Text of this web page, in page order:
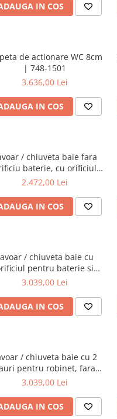
IN COS
de actionare WC 8cm
| 748-1501
3.636,00 Lei
IN COS
/ chiuveta baie fara
baterie, cu orificiul
40cm | 7317B403-
2.472,00 Lei
IN COS
/ chiuveta baie cu
pentru baterie si
60cm | 7316B403-
3.039,00 Lei
IN COS
/ chiuveta baie cu 2
pentru robinet, fara
orificiul preaplin 60cm |
3.039,00 Lei
IN COS